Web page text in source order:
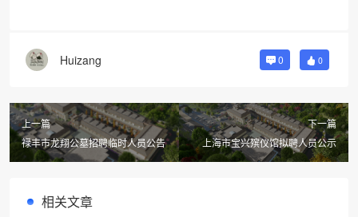
Huizang 0 0
上一篇
禄丰市龙翔公墓招聘临时人员公告
下一篇
上海市宝兴殡仪馆拟聘人员公示
相关文章